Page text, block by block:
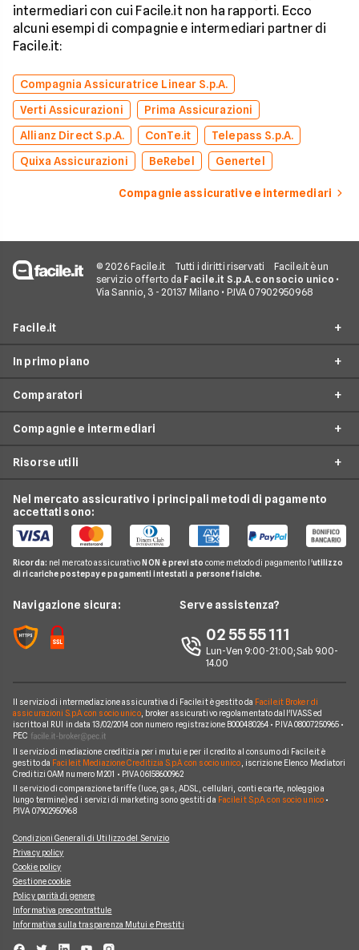
intermediari con cui Facile.it non ha rapporti. Ecco
alcuni esempi di compagnie e intermediari partner di
Facile.it:
Compagnia Assicuratrice Linear S.p.A.
Verti Assicurazioni
Prima Assicurazioni
Allianz Direct S.p.A.
ConTe.it
Telepass S.p.A.
Quixa Assicurazioni
BeRebel Genertel
Compagnie assicurative e intermediari
© 2026 Facile.it Tutti i diritti riservati
Facile.it è un
servizio offerto da Facile.it S.p.A. con socio unico •
Via Sannio, 3 - 20137 Milano • P.IVA 07902950968
Facile.it
Assicurazioni
Prestiti
Conti e Carte
Telefonia Mobile
Pay TV
Noleggio Lungo Termine
News
Chi siamo
Perché scegliere Facile.it
Mappa del sito
In primo piano
Assicurazioni online
Assicurazione Auto
Assicurazione Moto
Assicurazione Casa
Assicurazione Vita
Assicurazione Mutuo
Assicurazione Avvocati
Assicurazione Infortuni
Assicurazione Autocarro
Comparatori
Preventivo assicurazione auto
Preventivo Assicurazione Moto
Preventivo Assicurazione Casa
Preventivo Assicurazione Vita
Preventivo Assicurazione Viaggio
Compagnie e intermediari
Bene Assicurazioni
ConTe
Genertel
Allianz Direct
Linear
Prima.it
Quixa
UnipolSai
Allianz
Compagnie e intermediari
Risorse utili
Osservatorio Assicurazioni
Guida Assicurazioni
Agenzie Assicurative
Domande Assicurazioni
Glossario Assicurativo
Notizie Assicurazioni
Nel mercato assicurativo i principali metodi di pagamento
accettati sono:
Ricorda: nel mercato assicurativo NON è previsto come metodo di pagamento l'utilizzo
di ricariche postepay e pagamenti intestati a persone fisiche.
Navigazione sicura: Serve assistenza?
02 55 55 111
Lun-Ven 9:00-21:00; Sab 9.00-
14.00
Il servizio di intermediazione assicurativa di Facile.it è gestito da Facile.it Broker di
assicurazioni S.p.A. con socio unico, broker assicurativo regolamentato dall'IVASS ed
iscritto al RUI in data 13/02/2014 con numero registrazione B000480264 • P.IVA 08007250965 •
PEC
Il servizio di mediazione creditizia per i mutui e per il credito al consumo di Facile.it è
gestito da Facile.it Mediazione Creditizia S.p.A. con socio unico , iscrizione Elenco Mediatori
Creditizi OAM numero M201 • P.IVA 06158600962
Il servizio di comparazione tariffe (luce, gas, ADSL, cellulari, conti e carte, noleggio a
lungo termine) ed i servizi di marketing sono gestiti da Facile.it S.p.A. con socio unico•
P.IVA 07902950968
Condizioni Generali di Utilizzo del Servizio
Privacy policy
Cookie policy
Gestione cookie
Policy parità di genere
Informativa precontrattule
Informativa sulla trasparenza Mutui e Prestiti